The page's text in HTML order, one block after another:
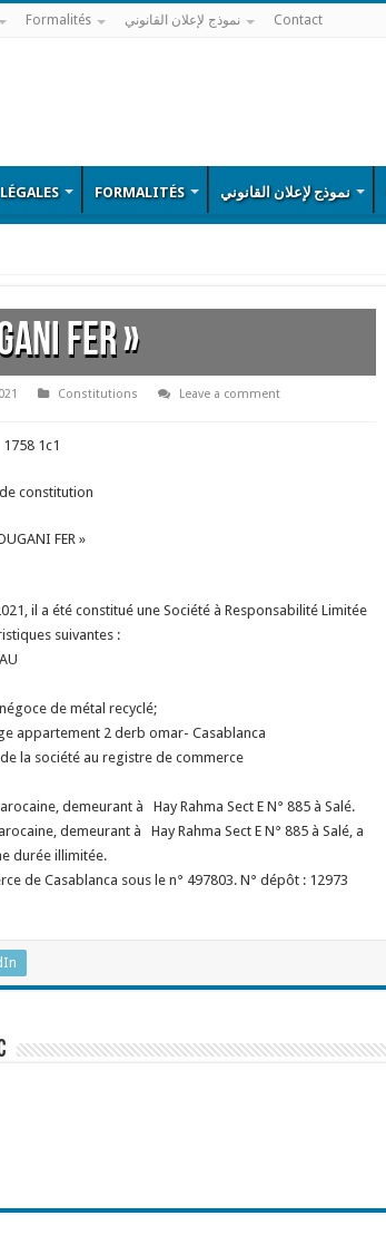
Formalités نموذج لإعلان القانوني Contact
FORMALITÉS نموذج لإعلان القانوني
FER »
Constitutions
Leave a comment
1758 1c1
constitution
FER »
il a été constitué une Société à Responsabilité Limitée
suivantes :
de métal recyclé;
appartement 2 derb omar- Casablanca
la société au registre de commerce
demeurant à Hay Rahma Sect E N° 885 à Salé.
demeurant à Hay Rahma Sect E N° 885 à Salé, a
durée illimitée.
de Casablanca sous le n° 497803. N° dépôt : 12973